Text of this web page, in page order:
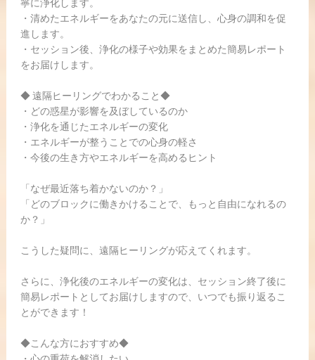
寧に浄化します。
・清めたエネルギーをあなたの元に送信し、心身の調和を促
進します。
・セッション後、浄化の様子や効果をまとめた簡易レポート
をお届けします。
◆ 遠隔ヒーリングでわかること◆
・どの惑星が影響を及ぼしているのか
・浄化を通じたエネルギーの変化
・エネルギーが整うことでの心身の軽さ
・今後の生き方やエネルギーを高めるヒント
「なぜ最近落ち着かないのか？」
「どのブロックに働きかけることで、もっと自由になれるの
か？」
こうした疑問に、遠隔ヒーリングが応えてくれます。
さらに、浄化後のエネルギーの変化は、セッション終了後に
簡易レポートとしてお届けしますので、いつでも振り返るこ
とができます！
◆こんな方におすすめ◆